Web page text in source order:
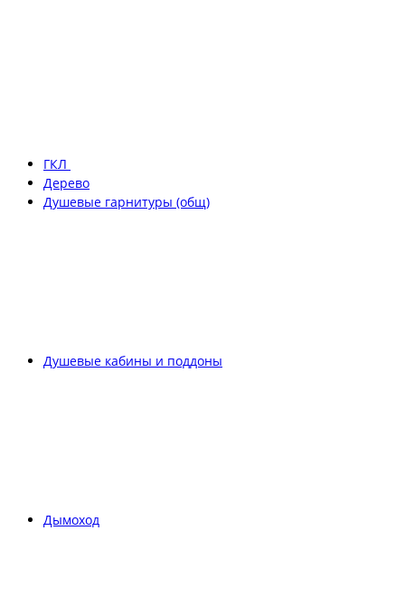
ГКЛ
Дерево
Душевые гарнитуры (общ)
Душевые кабины и поддоны
Дымоход